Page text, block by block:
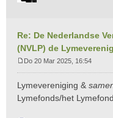
Re: De Nederlandse
(NVLP) de
r
i
Do 20 Mar 2025, 16:54
Lymevereniging &
Lymefonds/het